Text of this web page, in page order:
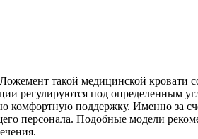
такой медицинской кровати
регулируются под определенным
комфортную поддержку. Именно за
персонала. Подобные модели